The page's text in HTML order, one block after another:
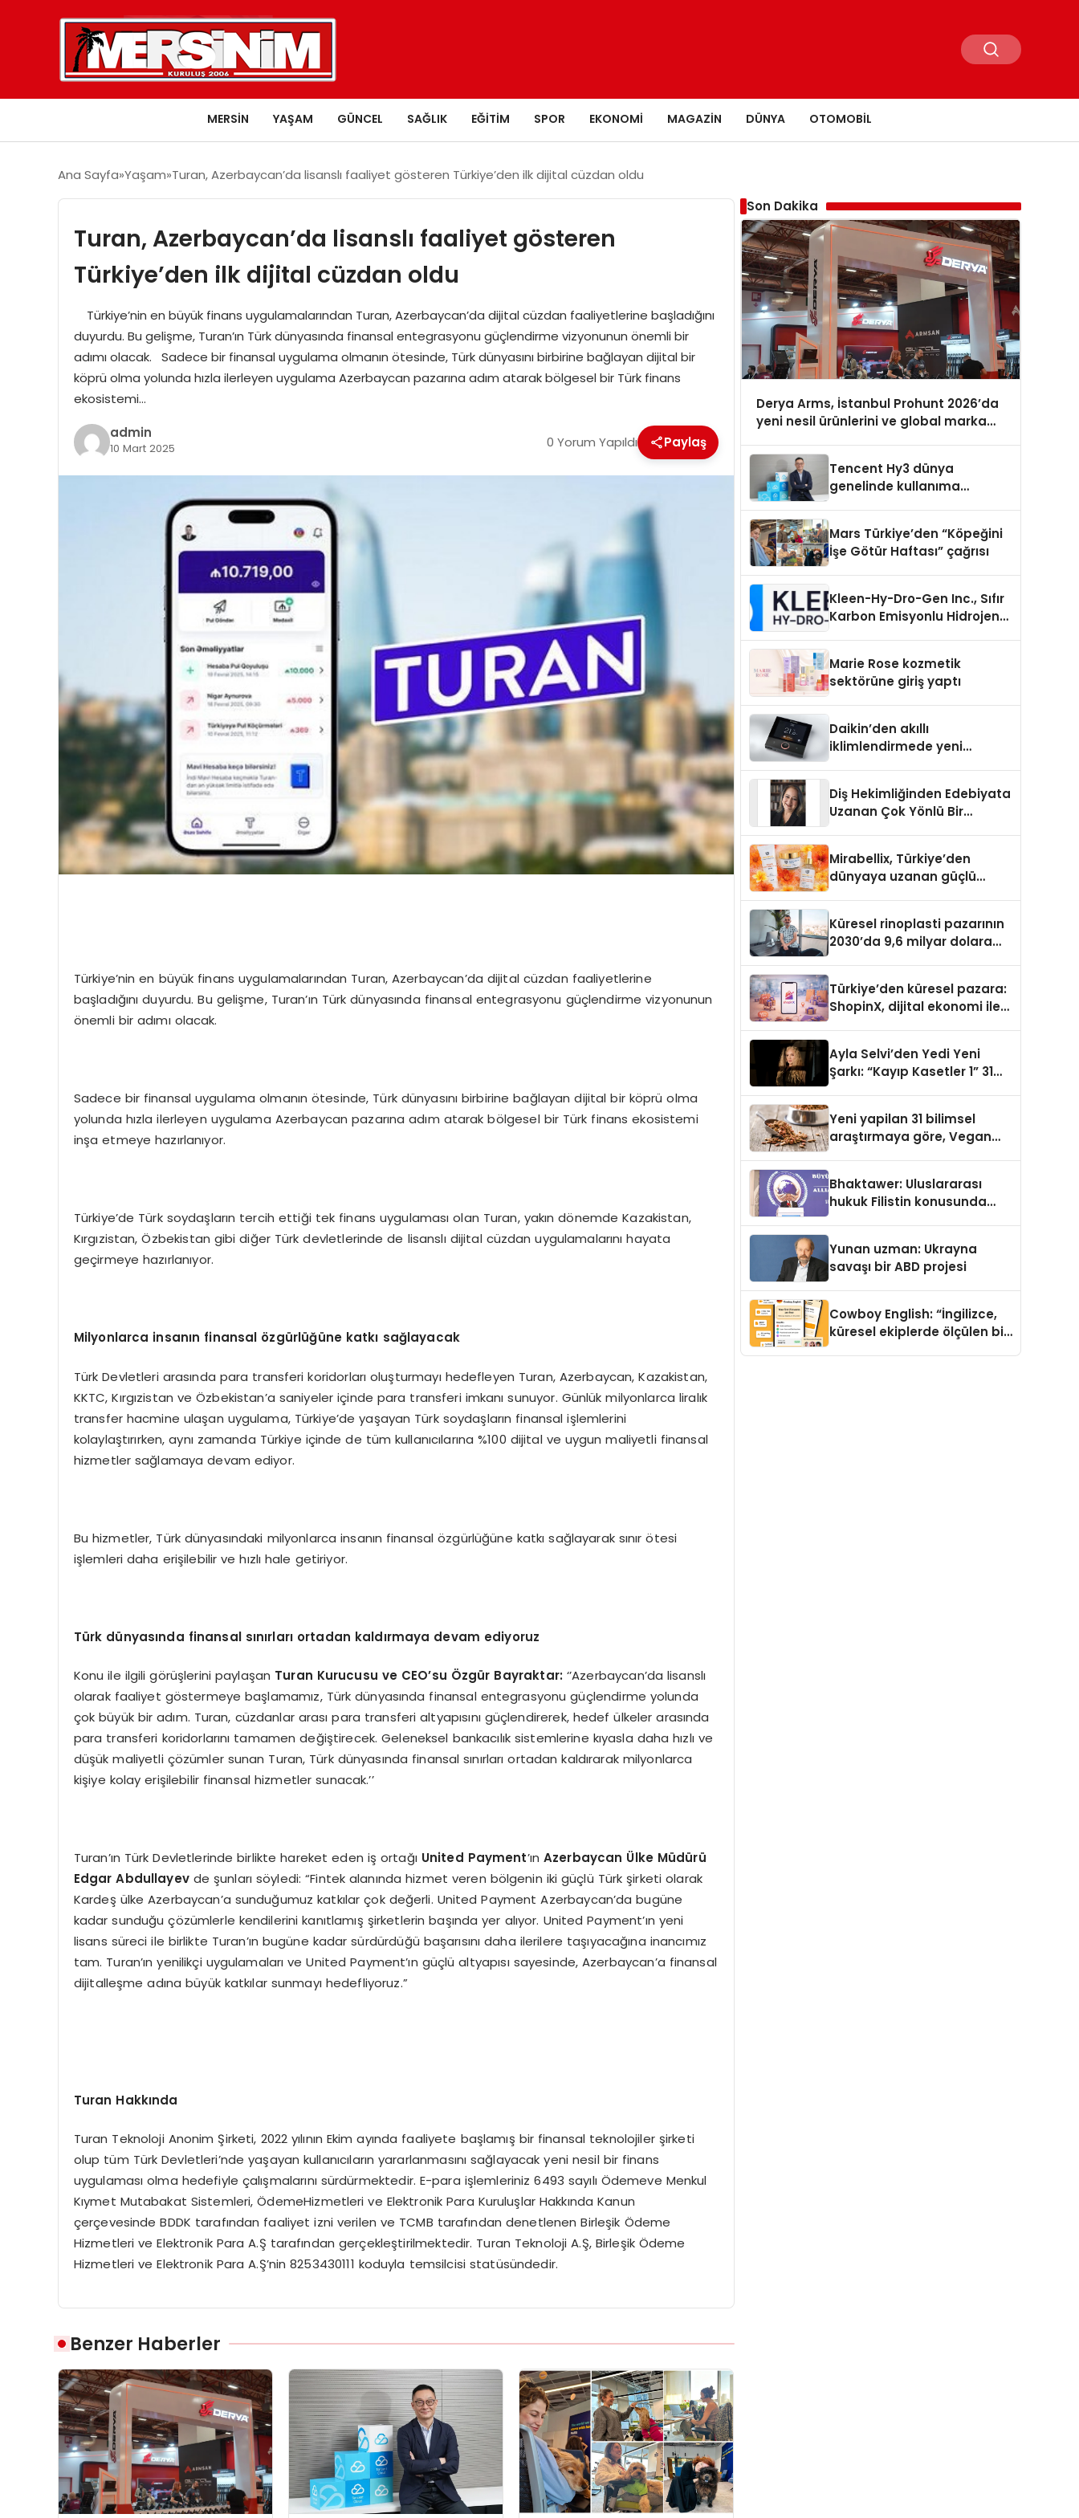
MERSIN YAŞAM GÜNCEL SAĞLIK EĞITIM SPOR EKONOMI MAGAZIN DÜNYA OTOMOBIL
Ana Sayfa Yaşam Turan, Azerbaycan’da lisanslı faaliyet gösteren Türkiye’den ilk dijital cüzdan oldu
Turan, Azerbaycan’da lisanslı faaliyet gösteren
Türkiye’den ilk dijital cüzdan oldu
Türkiye’nin en büyük finans uygulamalarından Turan, Azerbaycan’da dijital cüzdan faaliyetlerine başladığını
duyurdu. Bu gelişme, Turan’ın Türk dünyasında finansal entegrasyonu güçlendirme vizyonunun önemli bir
adımı olacak. Sadece bir finansal uygulama olmanın ötesinde, Türk dünyasını birbirine bağlayan dijital bir
köprü olma yolunda hızla ilerleyen uygulama Azerbaycan pazarına adım atarak bölgesel bir Türk finans
ekosistemi…
admin
10 Mart 2025 0 Yorum Yapıldı Paylaş
Türkiye’nin en büyük finans uygulamalarından Turan, Azerbaycan’da dijital cüzdan faaliyetlerine
başladığını duyurdu. Bu gelişme, Turan’ın Türk dünyasında finansal entegrasyonu güçlendirme vizyonunun
önemli bir adımı olacak.
Sadece bir finansal uygulama olmanın ötesinde, Türk dünyasını birbirine bağlayan dijital bir köprü olma
yolunda hızla ilerleyen uygulama Azerbaycan pazarına adım atarak bölgesel bir Türk finans ekosistemi
inşa etmeye hazırlanıyor.
Türkiye’de Türk soydaşların tercih ettiği tek finans uygulaması olan Turan, yakın dönemde Kazakistan,
Kırgızistan, Özbekistan gibi diğer Türk devletlerinde de lisanslı dijital cüzdan uygulamalarını hayata
geçirmeye hazırlanıyor.
Milyonlarca insanın finansal özgürlüğüne katkı sağlayacak
Türk Devletleri arasında para transferi koridorları oluşturmayı hedefleyen Turan, Azerbaycan, Kazakistan,
KKTC, Kırgızistan ve Özbekistan’a saniyeler içinde para transferi imkanı sunuyor. Günlük milyonlarca liralık
transfer hacmine ulaşan uygulama, Türkiye’de yaşayan Türk soydaşların finansal işlemlerini
kolaylaştırırken, aynı zamanda Türkiye içinde de tüm kullanıcılarına %100 dijital ve uygun maliyetli finansal
hizmetler sağlamaya devam ediyor.
Bu hizmetler, Türk dünyasındaki milyonlarca insanın finansal özgürlüğüne katkı sağlayarak sınır ötesi
işlemleri daha erişilebilir ve hızlı hale getiriyor.
Türk dünyasında finansal sınırları ortadan kaldırmaya devam ediyoruz
Konu ile ilgili görüşlerini paylaşan Turan Kurucusu ve CEO’su Özgür Bayraktar: ‘’Azerbaycan’da lisanslı
olarak faaliyet göstermeye başlamamız, Türk dünyasında finansal entegrasyonu güçlendirme yolunda
çok büyük bir adım. Turan, cüzdanlar arası para transferi altyapısını güçlendirerek, hedef ülkeler arasında
para transferi koridorlarını tamamen değiştirecek. Geleneksel bankacılık sistemlerine kıyasla daha hızlı ve
düşük maliyetli çözümler sunan Turan, Türk dünyasında finansal sınırları ortadan kaldırarak milyonlarca
kişiye kolay erişilebilir finansal hizmetler sunacak.’’
Turan’ın Türk Devletlerinde birlikte hareket eden iş ortağı United Payment’ın Azerbaycan Ülke Müdürü
Edgar Abdullayevde şunları söyledi: “Fintek alanında hizmet veren bölgenin iki güçlü Türk şirketi olarak
Kardeş ülke Azerbaycan’a sunduğumuz katkılar çok değerli. United Payment Azerbaycan’da bugüne
kadar sunduğu çözümlerle kendilerini kanıtlamış şirketlerin başında yer alıyor. United Payment’ın yeni
lisans süreci ile birlikte Turan’ın bugüne kadar sürdürdüğü başarısını daha ilerilere taşıyacağına inancımız
tam. Turan’ın yenilikçi uygulamaları ve United Payment’ın güçlü altyapısı sayesinde, Azerbaycan’a finansal
dijitalleşme adına büyük katkılar sunmayı hedefliyoruz.”
Turan Hakkında
Turan Teknoloji Anonim Şirketi, 2022 yılının Ekim ayında faaliyete başlamış bir finansal teknolojiler şirketi
olup tüm Türk Devletleri’nde yaşayan kullanıcıların yararlanmasını sağlayacak yeni nesil bir finans
uygulaması olma hedefiyle çalışmalarını sürdürmektedir. E-para işlemleriniz 6493 sayılı Ödemeve Menkul
Kıymet Mutabakat Sistemleri, ÖdemeHizmetleri ve Elektronik Para Kuruluşlar Hakkında Kanun
çerçevesinde BDDK tarafından faaliyet izni verilen ve TCMB tarafından denetlenen Birleşik Ödeme
Hizmetleri ve Elektronik Para A.Ş tarafından gerçekleştirilmektedir. Turan Teknoloji A.Ş, Birleşik Ödeme
Hizmetleri ve Elektronik Para A.Ş’nin 8253430111 koduyla temsilcisi statüsündedir.
Benzer Haberler
Son Dakika
Derya Arms, İstanbul Prohunt 2026’da
yeni nesil ürünlerini ve global marka
Tencent Hy3 dünya
genelinde kullanıma
Mars Türkiye’den “Köpeğini
İşe Götür Haftası” çağrısı
Kleen-Hy-Dro-Gen Inc., Sıfır
Karbon Emisyonlu Hidrojen
Aldı
Marie Rose kozmetik
sektörüne giriş yaptı
Daikin’den akıllı
iklimlendirmede yeni
Diş Hekimliğinden Edebiyata
Uzanan Çok Yönlü Bir
Mirabellix, Türkiye’den
dünyaya uzanan güçlü
Küresel rinoplasti pazarının
2030’da 9,6 milyar dolara
Türkiye’den küresel pazara:
ShopinX, dijital ekonomi ile
Ayla Selvi’den Yedi Yeni
Şarkı: “Kayıp Kasetler 1” 31
Yeni yapilan 31 bilimsel
araştırmaya göre, Vegan
Sindirildiğini Ortaya Koydu
Bhaktawer: Uluslararası
hukuk Filistin konusunda
Yunan uzman: Ukrayna
savaşı bir ABD projesi
Cowboy English: “İngilizce,
küresel ekiplerde ölçülen bir